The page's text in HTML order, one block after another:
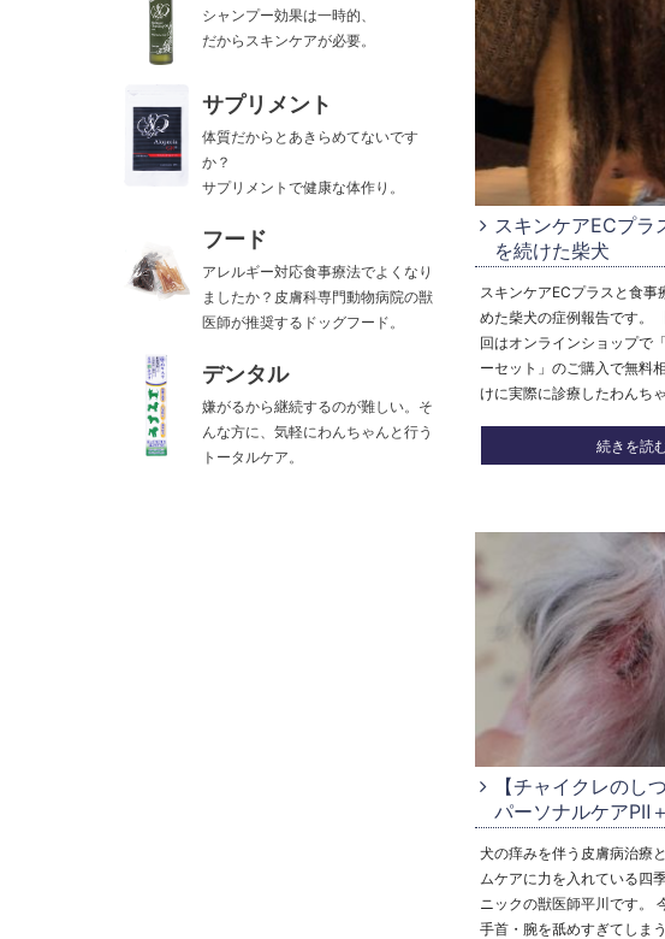
スキンケアECプラ
を続けた柴犬
スキンケアECプラスと食事
めた柴犬の症例報告です。
回はオンラインショップで
ーセット」のご購入で無料
けに実際に診療したわんち
続きを読
【チャイクレのし
パーソナルケアPⅡ＋
犬の痒みを伴う皮膚病治療
ムケアに力を入れている四
ニックの獣医師平川です。
手首・腕を舐めすぎてしま
シャンプー効果は一時的、
だからスキンケアが必要。
サプリメント
体質だからとあきらめてないです
か？
サプリメントで健康な体作り。
フード
アレルギー対応食事療法でよくなり
ましたか？皮膚科専門動物病院の獣
医師が推奨するドッグフード。
デンタル
嫌がるから継続するのが難しい。そ
んな方に、気軽にわんちゃんと行う
トータルケア。